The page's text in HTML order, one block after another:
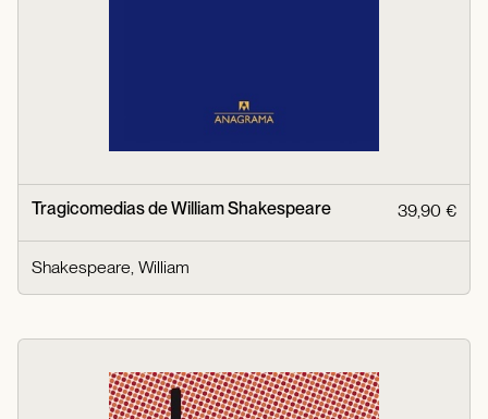
Tragicomedias de William Shakespeare 39,90 €
Shakespeare, William